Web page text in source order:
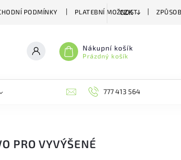
PODMÍNKY PLATEBNÍ MOŽNOSTI
CZK
Nákupní košík
Prázdný košík
BIOAGENS777 413 564
PRO VYVÝŠENÉ